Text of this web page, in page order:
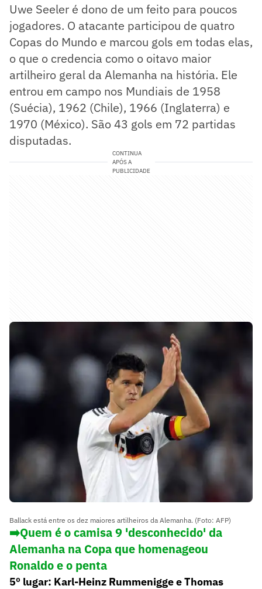
Uwe Seeler é dono de um feito para poucos
jogadores. O atacante participou de quatro
Copas do Mundo e marcou gols em todas elas,
o que o credencia como o oitavo maior
artilheiro geral da Alemanha na história. Ele
entrou em campo nos Mundiais de 1958
(Suécia), 1962 (Chile), 1966 (Inglaterra) e
1970 (México). São 43 gols em 72 partidas
disputadas.
CONTINUA
APÓS A
PUBLICIDADE
Ballack está entre os dez maiores artilheiros da Alemanha. (Foto: AFP)
➡️Quem é o camisa 9 'desconhecido' da
Alemanha na Copa que homenageou
Ronaldo e o penta
5º lugar: Karl-Heinz Rummenigge e Thomas